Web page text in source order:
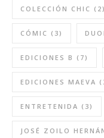
COLECCIÓN CHIC (2)
CÓMIC (3)
EDICIONES B (7)
EDICIONES MAEVA
ENTRETENIDA (3)
JOSÉ ZOILO